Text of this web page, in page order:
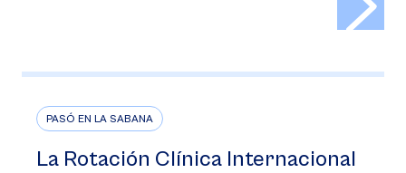
PASÓ EN LA SABANA
La Rotación Clínica Internacional